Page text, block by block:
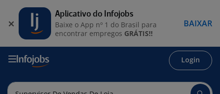
Login
Aplicativo do Infojobs
Baixe o App nº 1 do Brasil para
encontrar empregos GRÁTIS!!
BAIXAR